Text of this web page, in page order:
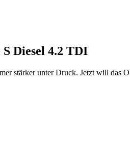
Diesel 4.2 TDI
stärker unter Druck. Jetzt will das